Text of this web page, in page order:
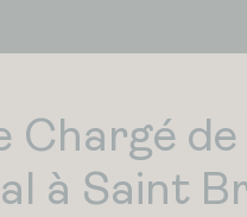
Chargé
à Saint